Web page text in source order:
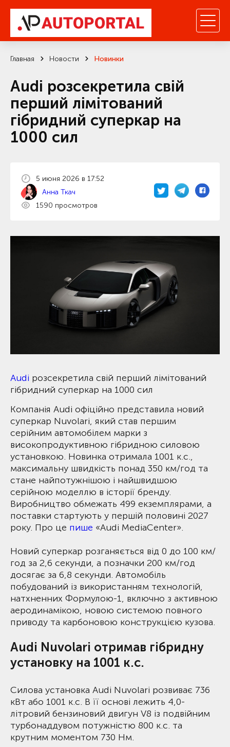
Главная Новости Новинки
Audi розсекретила свій
перший лімітований
гібридний суперкар на
1000 сил
5 июня 2026 в 17:52
Анна Ткач
1590 просмотров
Audi розсекретила свій перший лімітований
гібридний суперкар на 1000 сил
Компанія Audi офіційно представила новий
суперкар Nuvolari, який став першим
серійним автомобілем марки з
високопродуктивною гібридною силовою
установкою. Новинка отримала 1001 к.с.,
максимальну швидкість понад 350 км/год та
стане найпотужнішою і найшвидшою
серійною моделлю в історії бренду.
Виробництво обмежать 499 екземплярами, а
поставки стартують у першій половині 2027
року. Про це пише «Audi MediaCenter».
Новий суперкар розганяється від 0 до 100 км/
год за 2,6 секунди, а позначки 200 км/год
досягає за 6,8 секунди. Автомобіль
побудований із використанням технологій,
натхненних Формулою-1, включно з активною
аеродинамікою, новою системою повного
приводу та карбоновою конструкцією кузова.
Audi Nuvolari отримав гібридну
установку на 1001 к.с.
Силова установка Audi Nuvolari розвиває 736
кВт або 1001 к.с. В її основі лежить 4,0-
літровий бензиновий двигун V8 із подвійним
турбонаддувом потужністю 800 к.с. та
крутним моментом 730 Нм.